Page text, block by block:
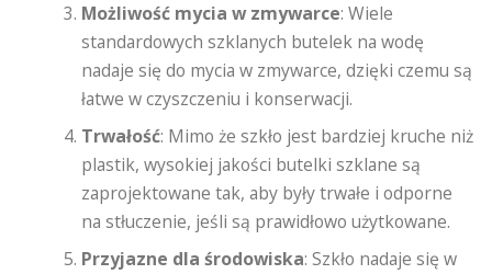
Możliwość mycia w zmywarce: Wiele
standardowych szklanych butelek na wodę
nadaje się do mycia w zmywarce, dzięki czemu są
łatwe w czyszczeniu i konserwacji.
Trwałość: Mimo że szkło jest bardziej kruche niż
plastik, wysokiej jakości butelki szklane są
zaprojektowane tak, aby były trwałe i odporne
na stłuczenie, jeśli są prawidłowo użytkowane.
Przyjazne dla środowiska: Szkło nadaje się w